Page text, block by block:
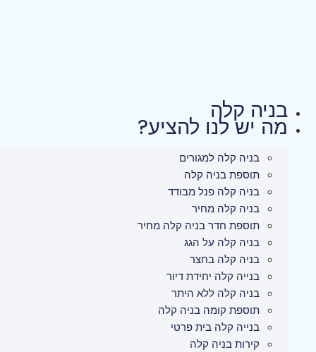
בניה קלה
מה יש לנו להציע?
בניה קלה למגורים
תוספת בניה קלה
בניה קלה פנל מבודד
בניה קלה מחיר
תוספת חדר בניה קלה מחיר
בניה קלה על הגג
בניה קלה בחצר
בנייה קלה יחידת דיור
בניה קלה ללא היתר
תוספת קומה בניה קלה
בנייה קלה בית פרטי
קירות בניה קלה